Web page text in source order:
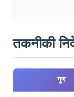
तकनीकी
गुण